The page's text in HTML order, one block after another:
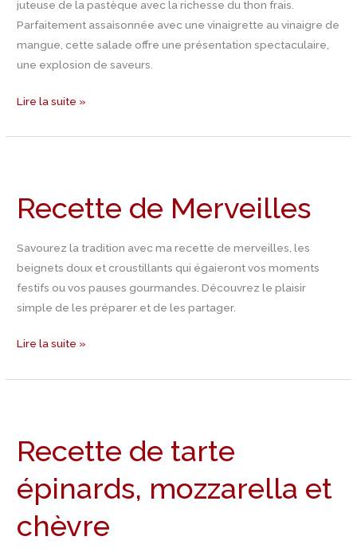
juteuse de la pastèque avec la richesse du thon frais.
Parfaitement assaisonnée avec une vinaigrette au vinaigre de
mangue, cette salade offre une présentation spectaculaire,
une explosion de saveurs.
Lire la suite »
Recette de Merveilles
Savourez la tradition avec ma recette de merveilles, les
beignets doux et croustillants qui égaieront vos moments
festifs ou vos pauses gourmandes. Découvrez le plaisir
simple de les préparer et de les partager.
Merveilles
Lire la suite »
Recette de tarte
épinards, mozzarella et
chèvre
tarte
épinards,
mozzarella
chèvre